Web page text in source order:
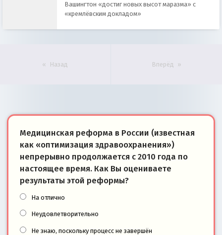
Вашингтон «достиг новых высот маразма» с
«кремлёвским докладом»
Назад Вперёд
Медицинская реформа в России (известная
как «оптимизация здравоохранения»)
непрерывно продолжается с 2010 года по
настоящее время. Как Вы оцениваете
результаты этой реформы?
На отлично
Неудовлетворительно
Не знаю, поскольку процесс не завершён